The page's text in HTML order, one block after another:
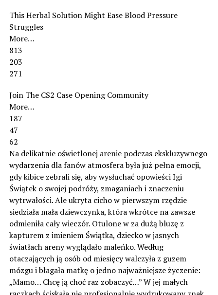
This Herbal Solution Might Ease Blood Pressure
Struggles
More…
813
203
271
Join The CS2 Case Opening Community
More…
187
47
62
Na delikatnie oświetlonej arenie podczas ekskluzywnego
wydarzenia dla fanów atmosfera była już pełna emocji,
gdy kibice zebrali się, aby wysłuchać opowieści Igi
Świątek o swojej podróży, zmaganiach i znaczeniu
wytrwałości. Ale ukryta cicho w pierwszym rzędzie
siedziała mała dziewczynka, która wkrótce na zawsze
odmieniła cały wieczór. Otulone w za dużą bluzę z
kapturem z imieniem Świątka, dziecko w jasnych
światłach areny wyglądało maleńko. Według
otaczających ją osób od miesięcy walczyła z guzem
mózgu i błagała matkę o jedno najważniejsze życzenie:
„Mamo… Chcę ją choć raz zobaczyć…” W jej małych